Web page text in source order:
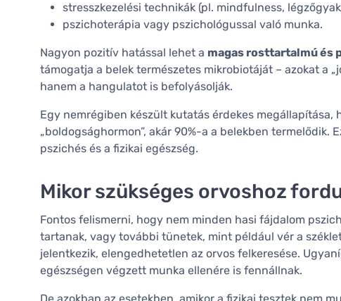
stresszkezelési technikák (pl. mindfulness,
pszichoterápia vagy pszichológussal való munka.
Nagyon pozitív hatással lehet a magas rosttartalmú és
támogatja a belek természetes mikrobiotáját – azokat a
hanem a hangulatot is befolyásolják.
Egy nemrégiben készült kutatás érdekes megállapítása,
„boldogsághormon”, akár 90%-a a belekben termelődik.
pszichés és a fizikai egészség.
Mikor szükséges orvoshoz
Fontos felismerni, hogy nem minden hasi fájdalom
tartanak, vagy további tünetek, mint például vér a
jelentkezik, elengedhetetlen az orvos felkeresése.
egészségen végzett munka ellenére is fennállnak.